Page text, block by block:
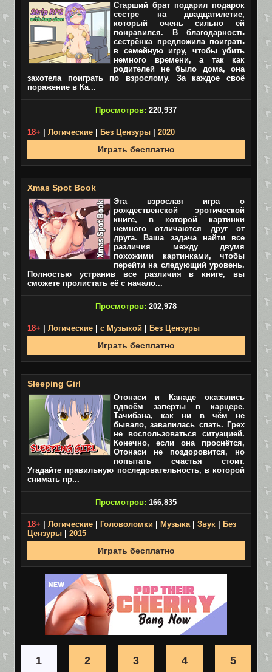
Старший брат подарил подарок
сестре на двадцатилетие,
который очень сильно ей
понравился. В благодарность
сестрёнка предложила поиграть
в семейную игру, чтобы убить
немного времени, а так как
родителей не было дома, она
захотела поиграть по взрослому. За каждое своё
поражение в Ка...
Просмотров: 220,937
18+ Логические Без Цензуры 2020
Играть бесплатно
Xmas Spot Book
Эта взрослая игра о
рождественской эротической
книге, в которой картинки
немного отличаются друг от
друга. Ваша задача найти все
различия между двумя
похожими картинками, чтобы
перейти на следующий уровень.
Полностью устранив все различия в книге, вы
сможете пролистать её с начало...
Просмотров: 202,978
18+ Логические с Музыкой Без Цензуры
Играть бесплатно
Sleeping Girl
Отонаси и Канаде оказались
вдвоём заперты в карцере.
Тачибана, как ни в чём не
бывало, завалилась спать. Грех
не воспользоваться ситуацией.
Конечно, если она проснётся,
Отонаси не поздоровится, но
попытать счастья стоит.
Угадайте правильную последовательность, в которой
снимать пр...
Просмотров: 166,835
18+ Логические Головоломки Музыка| Звук
Без
Цензуры
2015
Играть бесплатно
1 2 3 4 5